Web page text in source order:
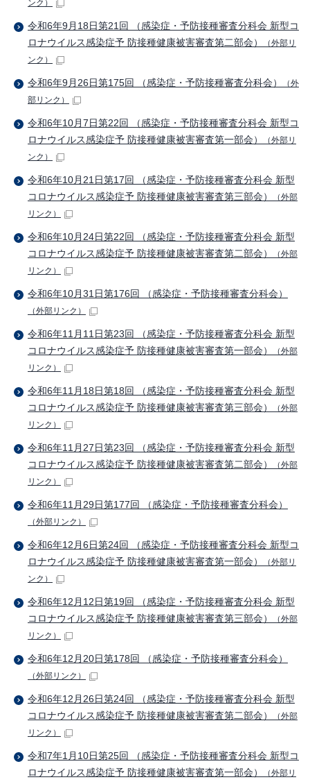
ンク）
令和6年9月18日第21回 （感染症・予防接種審査分科会 新型コ
ロナウイルス感染症予 防接種健康被害審査第二部会）
（外部リ
ンク）
令和6年9月26日第175回 （感染症・予防接種審査分科会）
（外
部リンク）
令和6年10月7日第22回 （感染症・予防接種審査分科会 新型コ
ロナウイルス感染症予 防接種健康被害審査第一部会）
（外部リ
ンク）
令和6年10月21日第17回 （感染症・予防接種審査分科会 新型
コロナウイルス感染症予 防接種健康被害審査第三部会）
（外部
リンク）
令和6年10月24日第22回 （感染症・予防接種審査分科会 新型
コロナウイルス感染症予 防接種健康被害審査第二部会）
（外部
リンク）
令和6年10月31日第176回 （感染症・予防接種審査分科会）
（外部リンク）
令和6年11月11日第23回 （感染症・予防接種審査分科会 新型
コロナウイルス感染症予 防接種健康被害審査第一部会）
（外部
リンク）
令和6年11月18日第18回 （感染症・予防接種審査分科会 新型
コロナウイルス感染症予 防接種健康被害審査第三部会）
（外部
リンク）
令和6年11月27日第23回 （感染症・予防接種審査分科会 新型
コロナウイルス感染症予 防接種健康被害審査第二部会）
（外部
リンク）
令和6年11月29日第177回 （感染症・予防接種審査分科会）
（外部リンク）
令和6年12月6日第24回 （感染症・予防接種審査分科会 新型コ
ロナウイルス感染症予 防接種健康被害審査第一部会）
（外部リ
ンク）
令和6年12月12日第19回 （感染症・予防接種審査分科会 新型
コロナウイルス感染症予 防接種健康被害審査第三部会）
（外部
リンク）
令和6年12月20日第178回 （感染症・予防接種審査分科会）
（外部リンク）
令和6年12月26日第24回 （感染症・予防接種審査分科会 新型
コロナウイルス感染症予 防接種健康被害審査第二部会）
（外部
リンク）
令和7年1月10日第25回 （感染症・予防接種審査分科会 新型コ
ロナウイルス感染症予 防接種健康被害審査第一部会）
（外部リ